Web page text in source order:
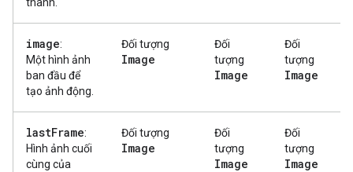
image:
Một hình ảnh
ban đầu để
tạo ảnh động.
Đối tượng
Image
Đối
tượng
Image
Đối
tượng
Image
lastFrame:
Hình ảnh cuối
cùng của
Đối tượng
Image
Đối
tượng
Image
Đối
tượng
Image